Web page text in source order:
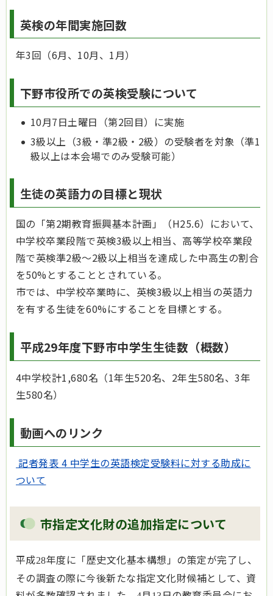
英検の年間実施回数
年3回（6月、10月、1月）
下野市役所での英検受験について
10月7日土曜日（第2回目）に実施
3級以上（3級・準2級・2級）の受験者を対象（準1
級以上は本会場でのみ受験可能）
生徒の英語力の目標と現状
国の「第2期教育振興基本計画」（H25.6）において、
中学校卒業段階で英検3級以上相当、高等学校卒業段
階で英検準2級～2級以上相当を達成した中高生の割合
を50%とすることとされている。
市では、中学校卒業時に、英検3級以上相当の英語力
を有する生徒を60%にすることを目標とする。
平成29年度下野市中学生生徒数（概数）
4中学校計1,680名（1年生520名、2年生580名、3年
生580名）
動画へのリンク
記者発表 4 中学生の英語検定受験料に対する助成に
ついて
市指定文化財の追加指定について
平成28年度に「歴史文化基本構想」の策定が完了し、
その調査の際に今後新たな指定文化財候補として、資